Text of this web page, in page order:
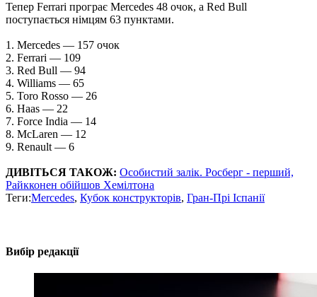
Тепер Ferrari програє Mercedes 48 очок, а Red Bull
поступається німцям 63 пунктами.
1. Mercedes — 157 очок
2. Ferrari — 109
3. Red Bull — 94
4. Williams — 65
5. Toro Rosso — 26
6. Haas — 22
7. Force India — 14
8. McLaren — 12
9. Renault — 6
ДИВІТЬСЯ ТАКОЖ: Особистий залік. Росберг - перший,
Райкконен обійшов Хемілтона
Теги:Mercedes, Кубок конструкторів, Гран-Прі Іспанії
Вибір редакції